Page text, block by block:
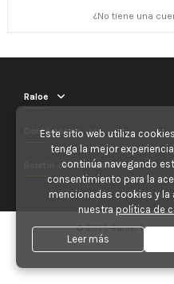
¿No tiene una
Raloe
Contáctenos
Boletín de noticias
© 2025 Raloe. Todos
Este sitio web utiliza
tenga la mejor
continúa navegando
consentimiento para la
mencionadas cookies y la
nuestra política de
Leer más